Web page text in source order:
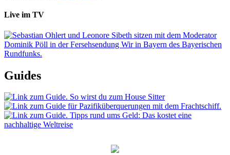
Live im TV
Guides